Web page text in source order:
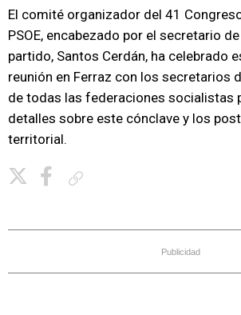
El comité organizador del 41
PSOE, encabezado por el secretario
partido, Santos Cerdán, ha celebrado
reunión en Ferraz con los secretarios
de todas las federaciones socialistas
detalles sobre este cónclave y los
territorial.
Publicidad